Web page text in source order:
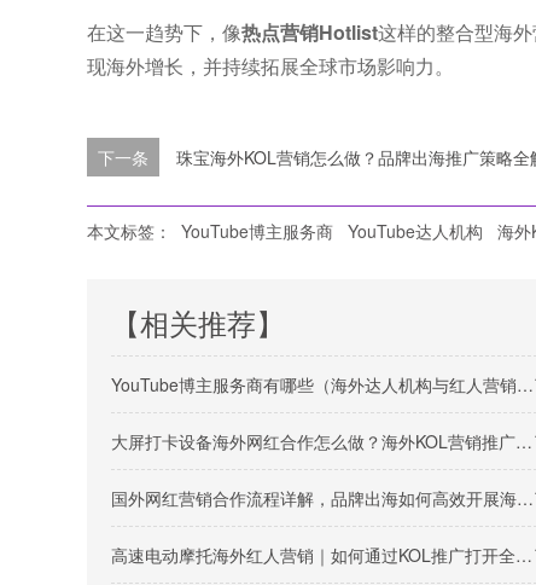
在这一趋势下，像热点营销Hotlist这样的整合型海
现海外增长，并持续拓展全球市场影响力。
下一条 珠宝海外KOL营销怎么做？品牌出海推广策略全
本文标签： YouTube博主服务商 YouTube达人机构 海外
【相关推荐】
YouTube博主服务商有哪些（海外达人机构与红人营销平台盘点）
大屏打卡设备海外网红合作怎么做？海外KOL营销推广方案解析
国外网红营销合作流程详解，品牌出海如何高效开展海外KOL营销？
高速电动摩托海外红人营销｜如何通过KOL推广打开全球两轮电动市场